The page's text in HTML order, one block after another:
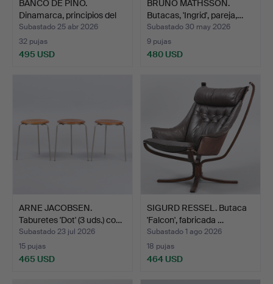
BANCO DE PINO.
Dinamarca, principios del
s…
Subastado 25 abr 2026
32 pujas
495 USD
BRUNO MATHSSON.
Butacas, 'Ingrid', pareja,…
Subastado 30 may 2026
9 pujas
480 USD
ARNE JACOBSEN.
Taburetes 'Dot' (3 uds.) co…
Subastado 23 jul 2026
15 pujas
465 USD
SIGURD RESSEL. Butaca
'Falcon', fabricada …
Subastado 1 ago 2026
18 pujas
464 USD